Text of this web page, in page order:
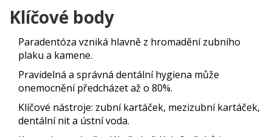
Klíčové body
Paradentóza vzniká hlavně z hromadění zubního
plaku a kamene.
Pravidelná a správná dentální hygiena může
onemocnění předcházet až o 80%.
Klíčové nástroje: zubní kartáček, mezizubní kartáček,
dentální nit a ústní voda.